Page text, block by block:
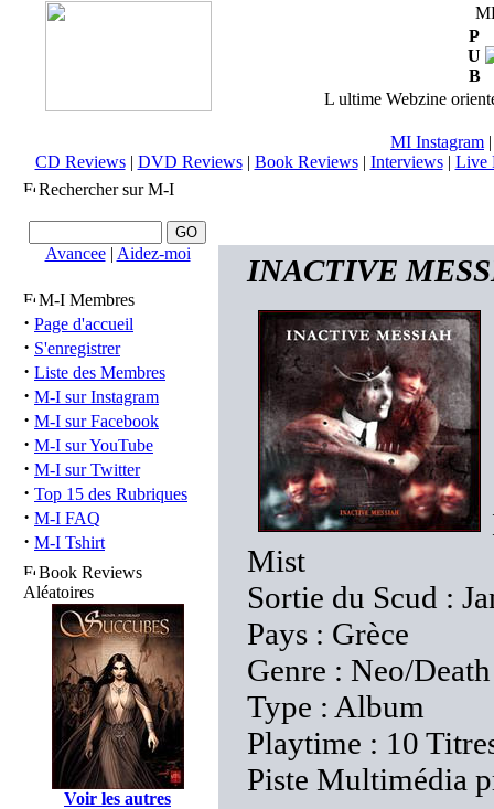
P
U
B
L ultime Webzine
MI Instagram
CD Reviews| DVD Reviews| Book Reviews| Interviews| Live
Rechercher sur M-I
Avancee| Aidez-moi
M-I Membres
· Page d'accueil
· S'enregistrer
· Liste des Membres
· M-I sur Instagram
· M-I sur Facebook
· M-I sur YouTube
· M-I sur Twitter
· Top 15 des Rubriques
· M-I FAQ
· M-I Tshirt
Book Reviews
Aléatoires
Voir les autres
INACTIVE
Mist
Sortie du Scud :
Pays : Grèce
Genre : Neo/
Type : Album
Playtime : 10
Piste Multimédia